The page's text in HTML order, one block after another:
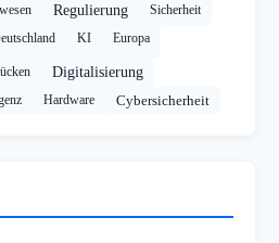
Regulierung Sicherheit
KI Europa
Digitalisierung
Hardware Cybersicherheit